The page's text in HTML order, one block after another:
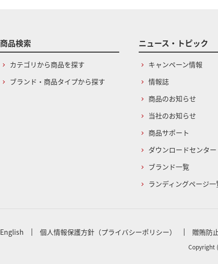
商品検索
カテゴリから商品を探す
ブランド・商品タイプから探す
ニュース・トピック
キャンペーン情報
情報誌
商品のお知らせ
当社のお知らせ
商品サポート
ダウンロードセンター
ブランド一覧
ランディングページ一
English 個人情報保護方針（プライバシーポリシー） 贈賄防
Copyright